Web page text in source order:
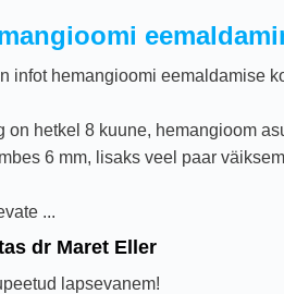
infot hemangioomi eemaldamise
on hetkel 8 kuune, hemangioom
6 mm, lisaks veel paar
...
dr Maret Eller
lapsevanem!